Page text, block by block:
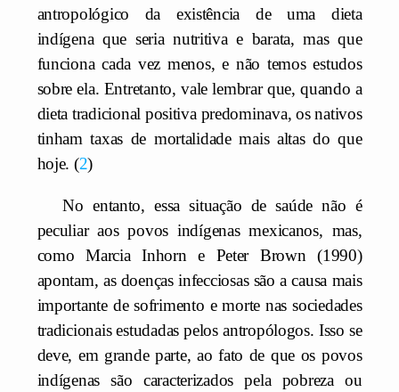
antropológico da existência de uma dieta
indígena que seria nutritiva e barata, mas que
funciona cada vez menos, e não temos estudos
sobre ela. Entretanto, vale lembrar que, quando a
dieta tradicional positiva predominava, os nativos
tinham taxas de mortalidade mais altas do que
hoje. 2
No entanto, essa situação de saúde não é
peculiar aos povos indígenas mexicanos, mas,
como Marcia Inhorn e Peter Brown (1990)
apontam, as doenças infecciosas são a causa mais
importante de sofrimento e morte nas sociedades
tradicionais estudadas pelos antropólogos. Isso se
deve, em grande parte, ao fato de que os povos
indígenas são caracterizados pela pobreza ou